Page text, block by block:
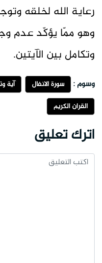
رعاية الله لخلقه
وهو ممّا يؤكّد عدم
وتكامل بين الآيتين.
وسوم : سورة الانفال آية
القران الكريم
اترك تعليق